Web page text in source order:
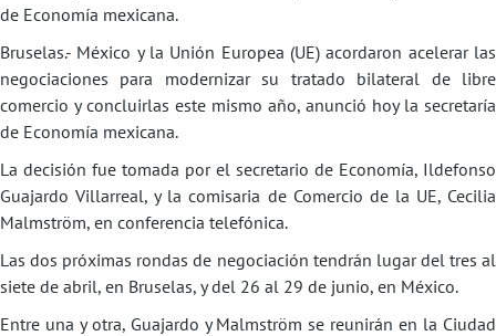
de Economía mexicana.
Bruselas.- México y la Unión Europea (UE) acordaron acelerar las
negociaciones para modernizar su tratado bilateral de libre
comercio y concluirlas este mismo año, anunció hoy la secretaría
de Economía mexicana.
La decisión fue tomada por el secretario de Economía, Ildefonso
Guajardo Villarreal, y la comisaria de Comercio de la UE, Cecilia
Malmström, en conferencia telefónica.
Las dos próximas rondas de negociación tendrán lugar del tres al
siete de abril, en Bruselas, y del 26 al 29 de junio, en México.
Entre una y otra, Guajardo y Malmström se reunirán en la Ciudad